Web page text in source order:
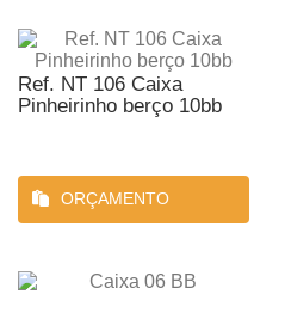
Ref. NT 106 Caixa
Pinheirinho berço 10bb
ORÇAMENTO